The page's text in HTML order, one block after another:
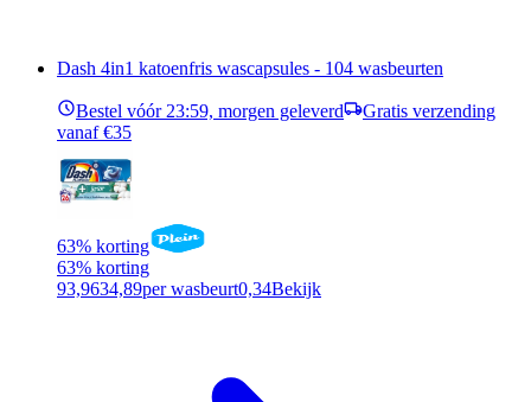
Dash 4in1 katoenfris wascapsules - 104 wasbeurten
Bestel vóór 23:59, morgen geleverd
Gratis verzending
vanaf €35
63% korting
63% korting
93,9634,89per wasbeurt0,34Bekijk